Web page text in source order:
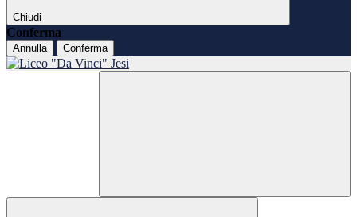
Chiudi
Conferma
Annulla Conferma